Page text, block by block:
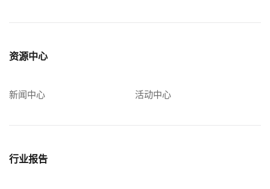
资源中心
新闻中心 活动中心
行业报告